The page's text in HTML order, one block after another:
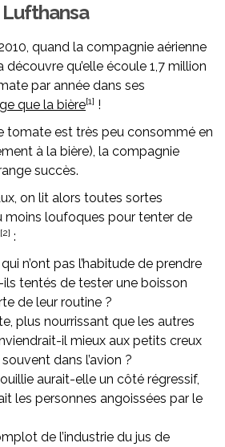
Lufthansa
quand la compagnie aérienne
qu’elle écoule 1,7 million
par année dans ses
que la bière[1] !
tomate est très peu consommé en
à la bière), la compagnie
succès.
on lit alors toutes sortes
moins loufoques pour tenter de
[2] :
n’ont pas l’habitude de prendre
ils tentés de tester une boisson
de leur routine ?
plus nourrissant que les autres
il mieux aux petits creux
dans l’avion ?
aurait-elle un côté régressif,
les personnes angoissées par le
de l’industrie du jus de